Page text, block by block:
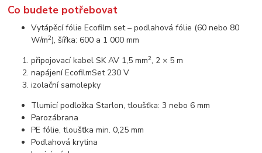
Co budete potřebovat
Vytápěcí fólie Ecofilm set – podlahová fólie (60 nebo 80
W/m2), šířka: 600 a 1 000 mm
připojovací kabel SK AV 1,5 mm2, 2 × 5 m
napájení EcofilmSet 230 V
izolační samolepky
Tlumicí podložka Starlon, tloušťka: 3 nebo 6 mm
Parozábrana
PE fólie, tloušťka min. 0,25 mm
Podlahová krytina